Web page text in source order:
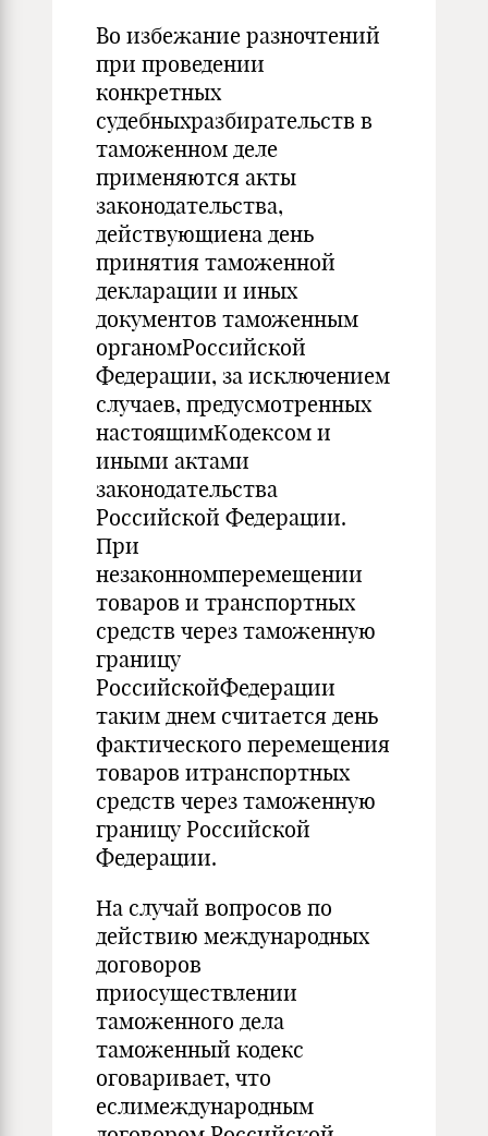
Во избежание разночтений
при проведении
конкретных
судебныхразбирательств в
таможенном деле
применяются акты
законодательства,
действующиена день
принятия таможенной
декларации и иных
документов таможенным
органомРоссийской
Федерации, за исключением
случаев, предусмотренных
настоящимКодексом и
иными актами
законодательства
Российской Федерации.
При
незаконномперемещении
товаров и транспортных
средств через таможенную
границу
РоссийскойФедерации
таким днем считается день
фактического перемещения
товаров итранспортных
средств через таможенную
границу Российской
Федерации.
На случай вопросов по
действию международных
договоров
приосуществлении
таможенного дела
таможенный кодекс
оговаривает, что
еслимеждународным